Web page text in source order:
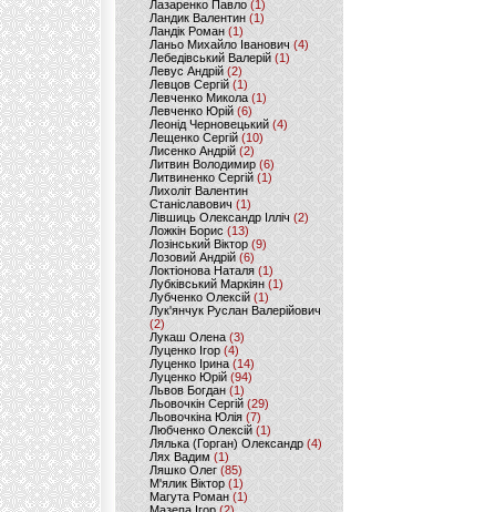
Лазаренко Павло (1)
Ландик Валентин (1)
Ландік Роман (1)
Ланьо Михайло Іванович(4)
Лебедівський Валерій(1)
Левус Андрій(2)
Левцов Сергій (1)
Левченко Микола (1)
Левченко Юрій (6)
Леонід Черновецький (4)
Лещенко Сергій (10)
Лисенко Андрій (2)
Литвин Володимир (6)
Литвиненко Сергій (1)
Лихоліт Валентин
Станіславович (1)
Лівшиць Олександр Ілліч (2)
Ложкін Борис(13)
Лозінський Віктор(9)
Лозовий Андрій (6)
Локтіонова Наталя (1)
Лубківський Маркіян(1)
Лубченко Олексій (1)
Лук'янчук Руслан Валерійович
(2)
Лукаш Олена (3)
Луценко Ігор (4)
Луценко Ірина (14)
Луценко Юрій (94)
Львов Богдан (1)
Льовочкін Сергій (29)
Льовочкіна Юлія(7)
Любченко Олексій(1)
Лялька (Горган) Олександр(4)
Лях Вадим (1)
Ляшко Олег (85)
М'ялик Віктор(1)
Магута Роман(1)